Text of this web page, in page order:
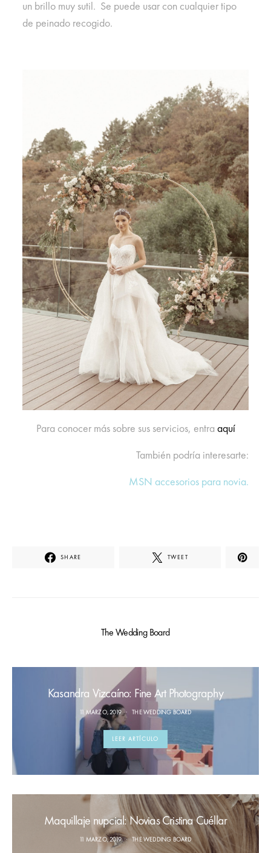
un brillo muy sutil. Se puede usar con cualquier tipo
de peinado recogido.
Para conocer más sobre sus servicios, entra aquí
También podría interesarte:
MSN accesorios para novia.
SHARE TWEET
The Wedding Board
Kasandra Vizcaíno: Fine Art Photography
11 MARZO, 2019 THE WEDDING BOARD
LEER ARTÍCULO
Maquillaje nupcial: Novias Cristina Cuéllar
11 MARZO, 2019 THE WEDDING BOARD